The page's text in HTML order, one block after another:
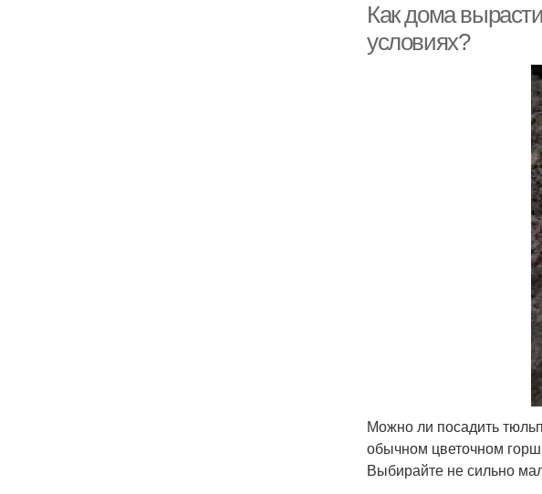
Как дома
условиях?
Можно ли посадить
обычном цветочном
Выбирайте не сильно